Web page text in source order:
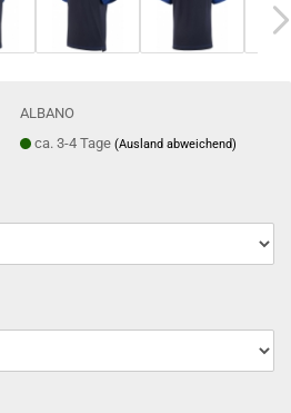
ALBANO
ca. 3-4 Tage(Ausland abweichend)